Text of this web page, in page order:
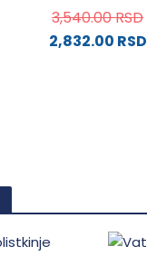
3,540.00RSD
2,832.00 RSD
biti